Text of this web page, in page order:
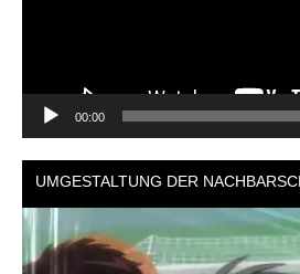
00:00